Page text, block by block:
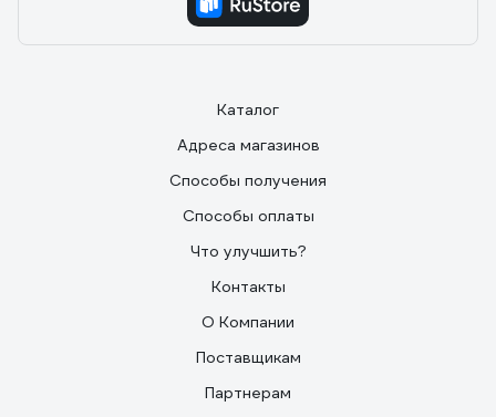
Каталог
Адреса магазинов
Способы получения
Способы оплаты
Что улучшить?
Контакты
О Компании
Поставщикам
Партнерам